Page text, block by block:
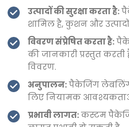
उत्पादों की सुरक्षा करता है:
शामिल है, कुशन और उत्पादों
विवरण संप्रेषित करता है:
की जानकारी प्रस्तुत करती
विवरण.
अनुपालन:पैकेजिंग
लिए नियामक
प्रभावी लागत:कस्टम